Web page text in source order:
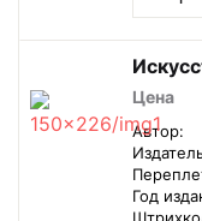
Цена
Автор:
Год